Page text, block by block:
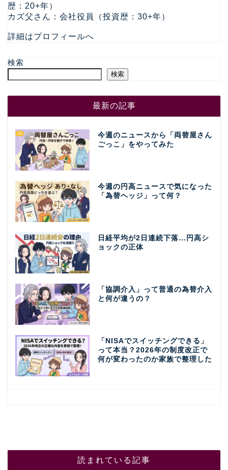
歴：20+年）
カズ父さん：会社役員（投資歴：30+年）
詳細はプロフィールへ
検索
検索
最新の記事
今週のニュースから「両替屋さん
ごっこ」をやってみた
今週の円高ニュースで気になった
「為替ヘッジ」って何？
日経平均が2日連続下落…円高シ
ョックの正体
「協調介入」って普通の為替介入
と何が違うの？
「NISAでスイッチングできる」
って本当？2026年の制度改正で
何が変わったのか家族で整理した
読まれている記事